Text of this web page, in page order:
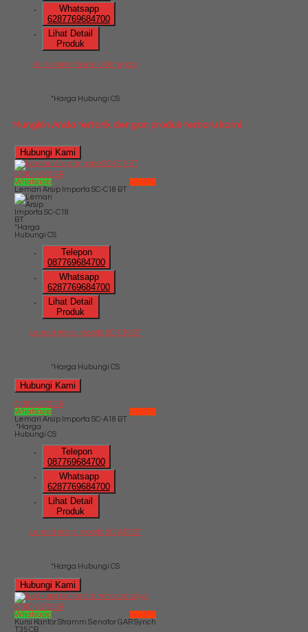
Whatsapp
6287769684700
Lihat Detail
Produk
Kursi Kantor Savello Omega V
*Harga Hubungi CS
Mungkin Anda tertarik dengan produk terbaru kami
Hubungi Kami
QUICK ORDER
Whatsapp
via SMS
Lemari Arsip Importa SC-C18 BT
*Harga
Hubungi CS
Telepon
087769684700
Whatsapp
6287769684700
Lihat Detail
Produk
Lemari Arsip Importa SC-C18 BT
*Harga Hubungi CS
Hubungi Kami
QUICK ORDER
Whatsapp
via SMS
Lemari Arsip Importa SC-A18 BT
*Harga
Hubungi CS
Telepon
087769684700
Whatsapp
6287769684700
Lihat Detail
Produk
Lemari Arsip Importa SC-A18 BT
*Harga Hubungi CS
Hubungi Kami
QUICK ORDER
Whatsapp
via SMS
Kursi Kantor Stramm Senator GAR Synch
T35 CB